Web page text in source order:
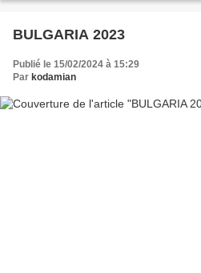
BULGARIA 2023
Publié le 15/02/2024 à 15:29
Par kodamian